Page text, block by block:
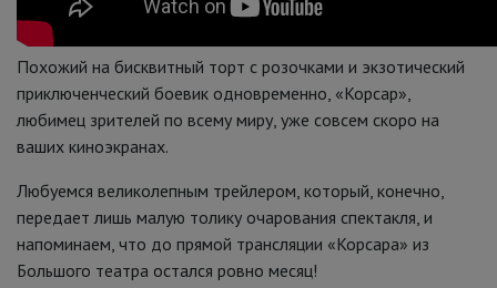
Похожий на бисквитный торт с розочками и экзотический
приключенческий боевик одновременно, «Корсар»,
любимец зрителей по всему миру, уже совсем скоро на
ваших киноэкранах.
Любуемся великолепным трейлером, который, конечно,
передает лишь малую толику очарования спектакля, и
напоминаем, что до прямой трансляции «Корсара» из
Большого театра остался ровно месяц!